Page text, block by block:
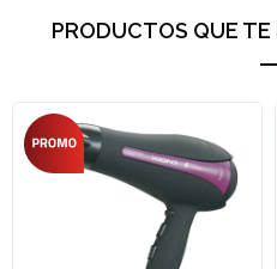
PRODUCTOS QUE